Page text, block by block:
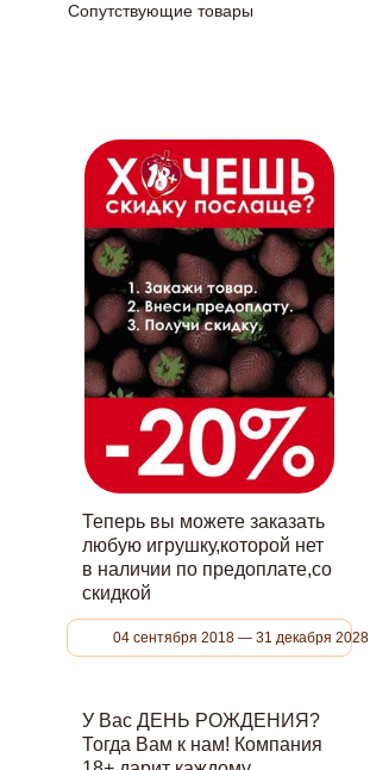
Сопутствующие товары
Теперь вы можете заказать
любую игрушку,которой нет
в наличии по предоплате,со
скидкой
04 сентября 2018 — 31 декабря 2028
У Вас ДЕНЬ РОЖДЕНИЯ?
Тогда Вам к нам! Компания